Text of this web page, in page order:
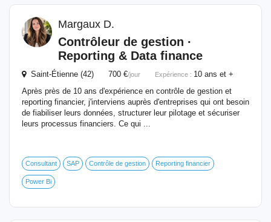
Margaux D.
Contrôleur de gestion ·
Reporting & Data finance
Saint-Étienne (42) 700 €/jour Expérience : 10 ans et +
Après près de 10 ans d'expérience en contrôle de gestion et
reporting financier, j'interviens auprès d'entreprises qui ont besoin
de fiabiliser leurs données, structurer leur pilotage et sécuriser
leurs processus financiers. Ce qui ...
Consultant SAP Contrôle de gestion Reporting financier
Power Bi